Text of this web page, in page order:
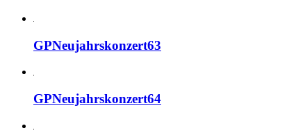
GPNeujahrskonzert63
GPNeujahrskonzert64